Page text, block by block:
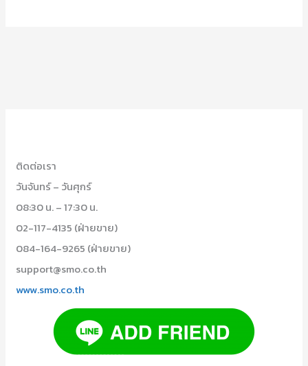
ติดต่อเรา
วันจันทร์ – วันศุกร์
08:30 น. – 17:30 น.
02-117-4135 (ฝ่ายขาย)
084-164-9265 (ฝ่ายขาย)
support@smo.co.th
www.smo.co.th